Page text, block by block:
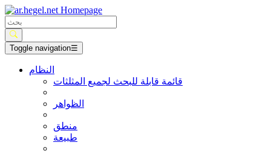
Toggle navigation☰
النظام
قائمة قابلة للبحث لجميع المثلثات
الظواهر
منطق
طبيعة